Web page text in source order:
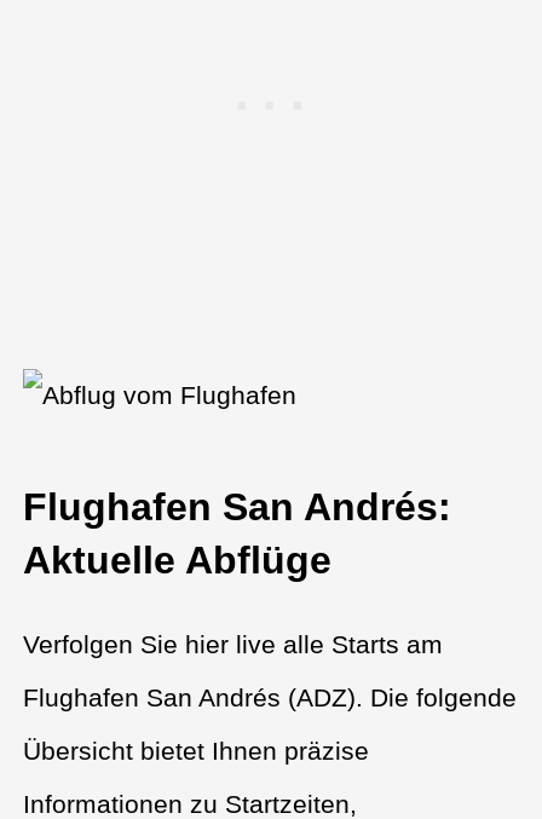
Flughafen San Andrés:
Aktuelle Abflüge
Verfolgen Sie hier live alle Starts am
Flughafen San Andrés (ADZ). Die folgende
Übersicht bietet Ihnen präzise
Informationen zu Startzeiten,